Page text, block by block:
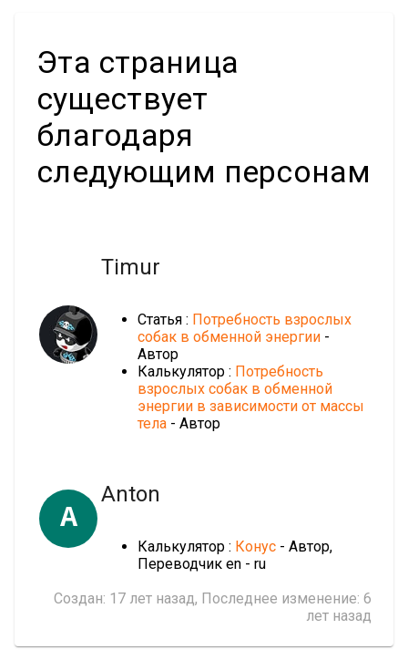
Эта страница
существует
благодаря
следующим персонам
Timur
Статья : Потребность взрослых
собак в обменной энергии -
Автор
Калькулятор : Потребность
взрослых собак в обменной
энергии в зависимости от массы
тела - Автор
A
Anton
Калькулятор : Конус - Автор,
Переводчик en - ru
Создан: 17 лет назад, Последнее изменение: 6
лет назад